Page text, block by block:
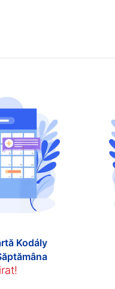
Kodály